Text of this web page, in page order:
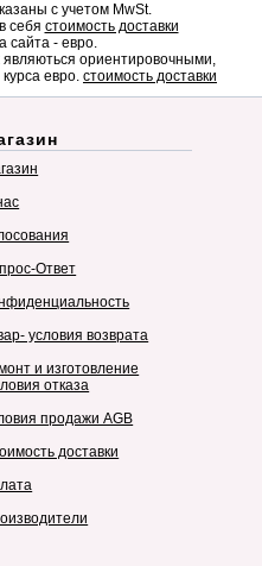
с учетом MwSt.
себя стоимость доставки
сайта - евро.
ориентировочными,
евро. стоимость доставки
Ответ
условия возврата
и изготовление
отказа
продажи AGB
доставки